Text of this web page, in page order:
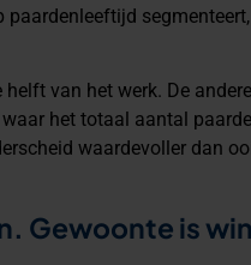
paardenleeftijd
helft van het werk. De
het totaal aantal
waardevoller dan
Gewoonte is